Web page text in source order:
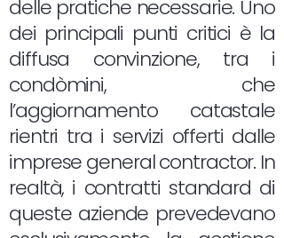
delle pratiche necessarie. Uno
dei principali punti critici è la
diffusa convinzione, tra i
condòmini, che
l’aggiornamento catastale
rientri tra i servizi offerti dalle
imprese general contractor. In
realtà, i contratti standard di
queste aziende prevedevano